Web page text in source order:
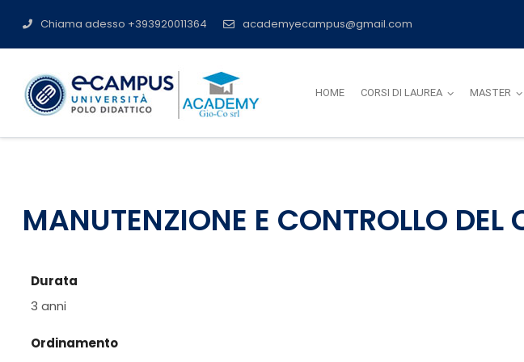
Chiama adesso +393920011364 academyecampus@gmail.com
HOME CORSI DI LAUREA MASTER
MANUTENZIONE E CONTROLLO DEL
Durata
3 anni
Ordinamento